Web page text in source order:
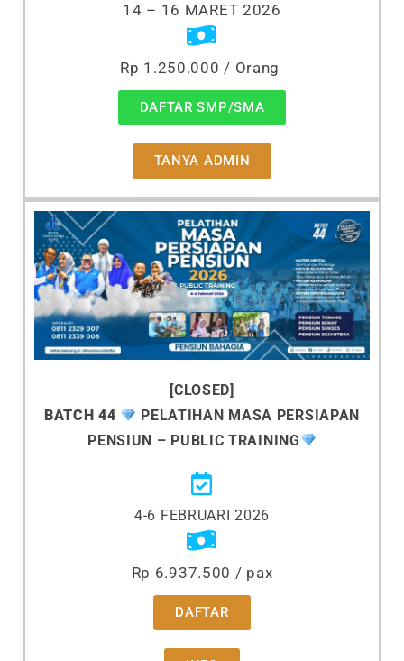
14 – 16 MARET 2026
Rp 1.250.000 / Orang
DAFTAR SMP/SMA
TANYA ADMIN
[CLOSED]
BATCH 44
PELATIHAN MASA PERSIAPAN
PENSIUN – PUBLIC TRAINING
4-6 FEBRUARI 2026
Rp 6.937.500 / pax
DAFTAR